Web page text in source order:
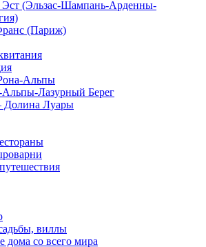
(Эльзас-Шампань-Арденны-
(Париж)
Альпы
Лазурный Берег
Луары
виллы
дома со всего мира